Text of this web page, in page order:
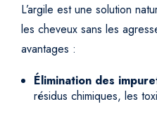
L’argile est une solution
les cheveux sans les
avantages :
Élimination des
résidus chimiques, les